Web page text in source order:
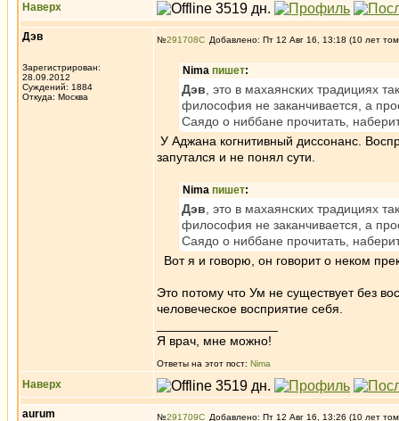
Наверх
Дэв
Зарегистрирован:
28.09.2012
Суждений: 1884
Откуда: Москва
№291708 Добавлено: Пт 12 Авг 16, 13:18 (10 лет
Nima пишет:
Дэв , это в махаянских традициях
философия не заканчивается, а
Саядо о ниббане прочитать,
У Аджана когнитивный диссонанс.
запутался и не понял сути.
Nima пишет:
Дэв , это в махаянских традициях
философия не заканчивается, а
Саядо о ниббане прочитать,
Вот я и говорю, он говорит о неком
Это потому что Ум не существует без
человеческое восприятие себя.
Я врач, мне можно!
Ответы на этот пост: Nima
Наверх
aurum №291709 Добавлено: Пт 12 Авг 16, 13:26 (10 лет